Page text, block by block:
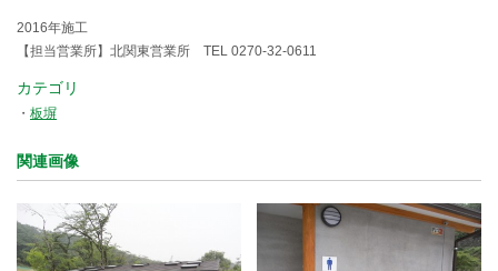
2016年施工
【担当営業所】北関東営業所 TEL 0270-32-0611
カテゴリ
板塀
関連画像